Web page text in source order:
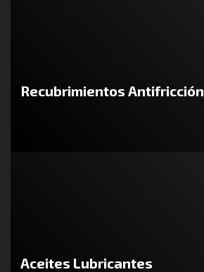
Recubrimientos Antifricción
Aceites Lubricantes